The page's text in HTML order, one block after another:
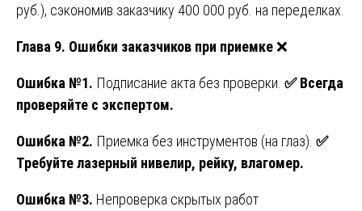
руб.), сэкономив заказчику 400 000 руб. на переделках.
Глава 9. Ошибки заказчиков при приемке❌
Ошибка №1. Подписание акта без проверки. ✅Всегда
проверяйте с экспертом.
Ошибка №2. Приемка без инструментов (на глаз). ✅
Требуйте лазерный нивелир, рейку, влагомер.
Ошибка №3. Непроверка скрытых работ